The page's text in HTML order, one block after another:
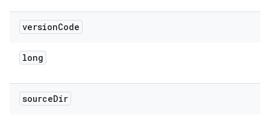
versionCode
long
sourceDir